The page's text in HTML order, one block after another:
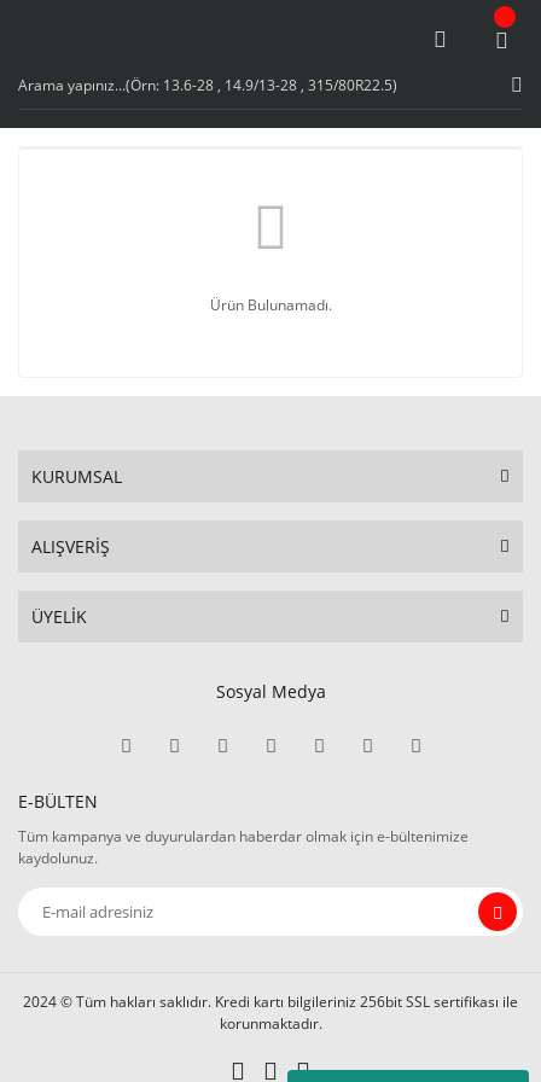
Ürün Bulunamadı.
KURUMSAL
ALIŞVERİŞ
ÜYELİK
Sosyal Medya
E-BÜLTEN
Tüm kampanya ve duyurulardan haberdar olmak için e-bültenimize
kaydolunuz.
2024 © Tüm hakları saklıdır. Kredi kartı bilgileriniz 256bit SSL sertifikası ile
korunmaktadır.